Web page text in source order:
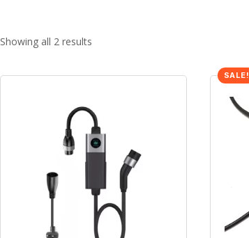
Showing all 2 results
SALE!